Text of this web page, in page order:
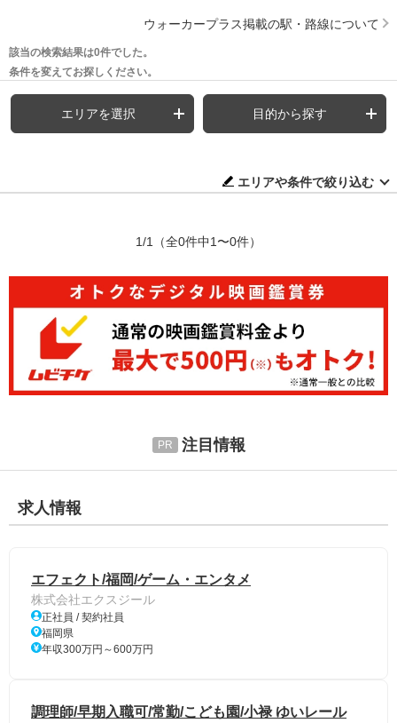
ウォーカープラス掲載の駅・路線について
該当の検索結果は0件でした。
条件を変えてお探しください。
エリアを選択 目的から探す
エリアや条件で絞り込む
1/1 （全0件中1〜0件）
注目情報
求人情報
エフェクト/福岡/ゲーム・エンタメ
株式会社エクスジール
正社員 / 契約社員
福岡県
年収300万円～600万円
調理師/早期入職可/常勤/こども園/小禄 ゆいレール